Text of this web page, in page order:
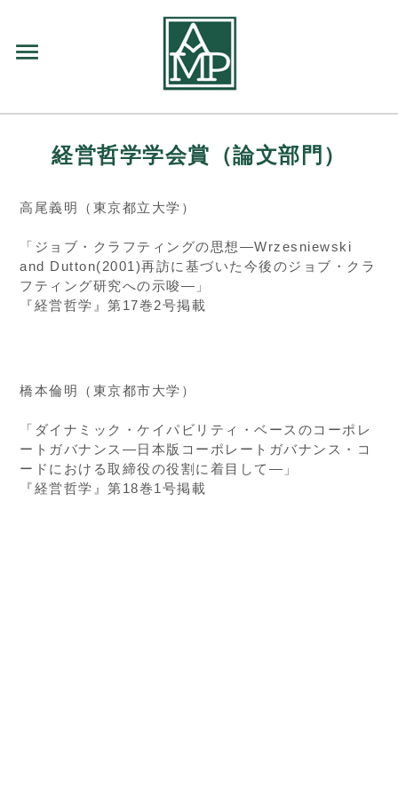
menu
経営哲学学会賞（論文部門）
高尾義明（東京都立大学）
「ジョブ・クラフティングの思想―Wrzesniewski
and Dutton(2001)再訪に基づいた今後のジョブ・クラ
フティング研究への示唆―」
『経営哲学』第17巻2号掲載
橋本倫明（東京都市大学）
「ダイナミック・ケイパビリティ・ベースのコーポレ
ートガバナンス―日本版コーポレートガバナンス・コ
ードにおける取締役の役割に着目して―」
『経営哲学』第18巻1号掲載